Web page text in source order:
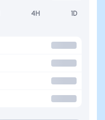
4H 1D